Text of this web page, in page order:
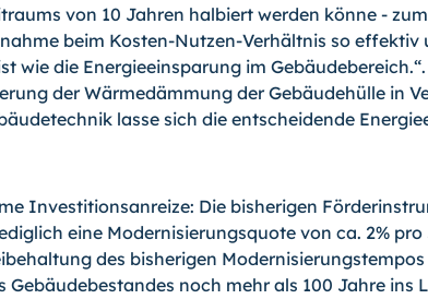
von 10 Jahren halbiert werden könne -
beim Kosten-Nutzen-Verhältnis so effektiv
wie die Energieeinsparung im Gebäudebereich.“.
der Wärmedämmung der Gebäudehülle in
lasse sich die entscheidende
Investitionsanreize: Die bisherigen
eine Modernisierungsquote von ca. 2% pro
des bisherigen
Gebäudebestandes noch mehr als 100 Jahre ins